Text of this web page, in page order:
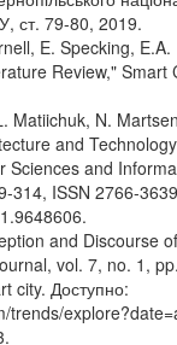
ст. 79-80, 2019.
E. Specking,
Review,"
Matiichuk, N.
and
Sciences and
314, ISSN 2766-
and Discourse
vol. 7, no. 1,
city. Доступно:
trends/